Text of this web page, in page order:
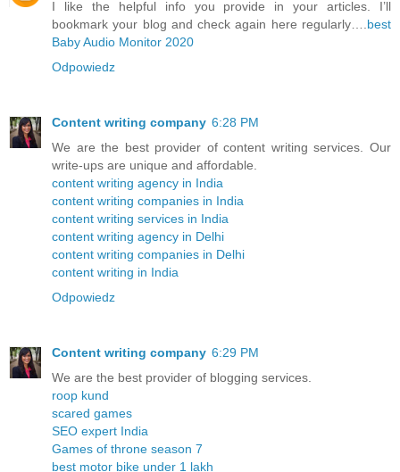
I like the helpful info you provide in your articles. I’ll
bookmark your blog and check again here regularly…. best
Baby Audio Monitor 2020
Odpowiedz
Content writing company 6:28 PM
We are the best provider of content writing services. Our
write-ups are unique and affordable.
content writing agency in India
content writing companies in India
content writing services in India
content writing agency in Delhi
content writing companies in Delhi
content writing in India
Odpowiedz
Content writing company 6:29 PM
We are the best provider of blogging services.
roop kund
scared games
SEO expert India
Games of throne season 7
best motor bike under 1 lakh